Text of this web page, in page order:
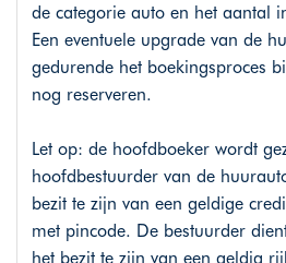
de categorie auto en het aantal
Een eventuele upgrade van de
gedurende het boekingsproces
nog reserveren.
Let op: de hoofdboeker wordt
hoofdbestuurder van de
bezit te zijn van een geldige
met pincode. De bestuurder
het bezit te zijn van een geldig